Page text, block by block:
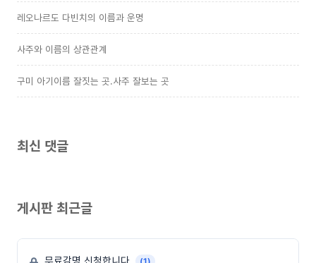
레오나르도 다빈치의 이름과 운명
사주와 이름의 상관관계
구미 아기이름 잘짓는 곳.사주 잘보는 곳
최신 댓글
게시판 최근글